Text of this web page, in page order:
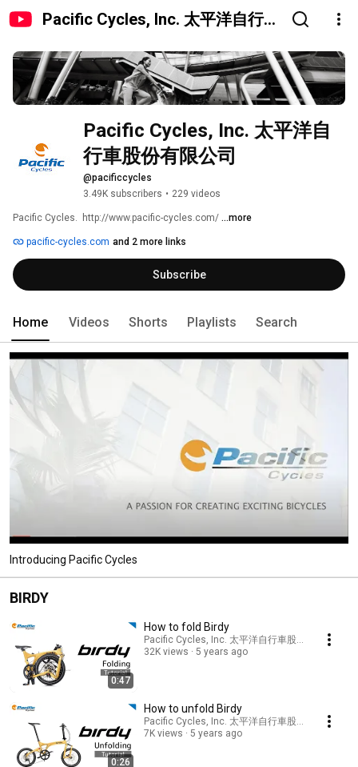
Pacific Cycles, Inc. 太平洋自行車
Pacific Cycles, Inc. 太平洋自
行車股份有限公司
@pacificcycles
3.49K subscribers • 229 videos
Pacific Cycles.  http://www.pacific-cycles.com/ ...more
pacific-cycles.com and 2 more links
Subscribe
Home Videos Shorts Playlists Search
Introducing Pacific Cycles
BIRDY
0:47
How to fold Birdy
Pacific Cycles, Inc. 太平洋自行車股份有限公司
32K views
5 years ago
0:26
How to unfold Birdy
Pacific Cycles, Inc. 太平洋自行車股份有限公司
7K views
5 years ago